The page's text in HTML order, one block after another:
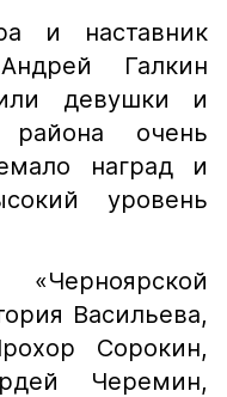
и наставник
Галкин
девушки и
района очень
наград и
уровень
Васильева,
Сорокин,
Черемин,